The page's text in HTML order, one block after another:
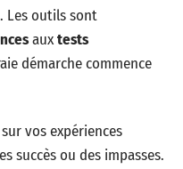
Les outils sont
auxtests
démarche commence
vos expériences
succès ou des impasses.